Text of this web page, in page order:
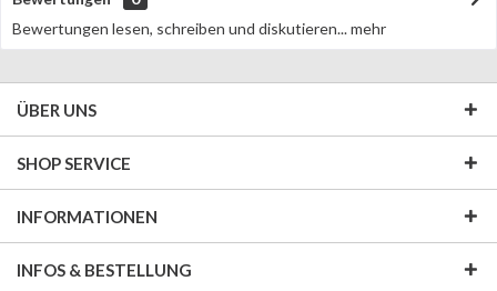
Bewertungen lesen, schreiben und diskutieren...mehr
ÜBER UNS
SHOP SERVICE
INFORMATIONEN
INFOS & BESTELLUNG